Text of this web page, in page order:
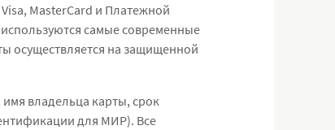
MasterCard и Платежной
самые современные
осуществляется на защищенной
владельца карты, срок
для МИР). Все